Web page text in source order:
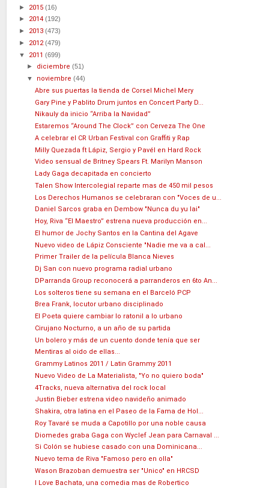
► 2015 (16)
► 2014 (192)
► 2013 (473)
► 2012(479)
▼ 2011 (699)
► diciembre(51)
▼ noviembre(44)
Abre sus puertas la tienda de Corsel Michel Mery
Gary Pine y Pablito Drum juntos en Concert Party D...
Nikauly da inicio “Arriba la Navidad”
Estaremos “Around The Clock” con Cerveza The One
A celebrar el CR Urban Festival con Graffiti y Rap
Milly Quezada ft Lápiz, Sergio y Pavél en Hard Rock
Video sensual de Britney Spears Ft. Marilyn Manson
Lady Gaga decapitada en concierto
Talen Show Intercolegial reparte mas de 450 mil pesos
Los Derechos Humanos se celebraran con "Voces de u...
Daniel Sarcos graba en Dembow "Nunca du yu lai"
Hoy, Riva “El Maestro” estrena nueva producción en...
El humor de Jochy Santos en la Cantina del Agave
Nuevo video de Lápiz Consciente "Nadie me va a cal...
Primer Trailer de la película Blanca Nieves
Dj San con nuevo programa radial urbano
DParranda Group reconocerá a parranderos en 6to An...
Los solteros tiene su semana en el Barceló PCP
Brea Frank, locutor urbano disciplinado
El Poeta quiere cambiar lo ratonil a lo urbano
Cirujano Nocturno, a un año de su partida
Un bolero y más de un cuento donde tenía que ser
Mentiras al oido de ellas...
Grammy Latinos 2011 / Latin Grammy 2011
Nuevo Video de La Materialista, "Yo no quiero boda"
4Tracks, nueva alternativa del rock local
Justin Bieber estrena video navideño animado
Shakira, otra latina en el Paseo de la Fama de Hol...
Roy Tavaré se muda a Capotillo por una noble causa
Diomedes graba Gaga con Wyclef Jean para Carnaval ...
Si Colón se hubiese casado con una Dominicana...
Nuevo tema de Riva "Famoso pero en olla"
Wason Brazoban demuestra ser "Unico" en HRCSD
I Love Bachata, una comedia mas de Robertico